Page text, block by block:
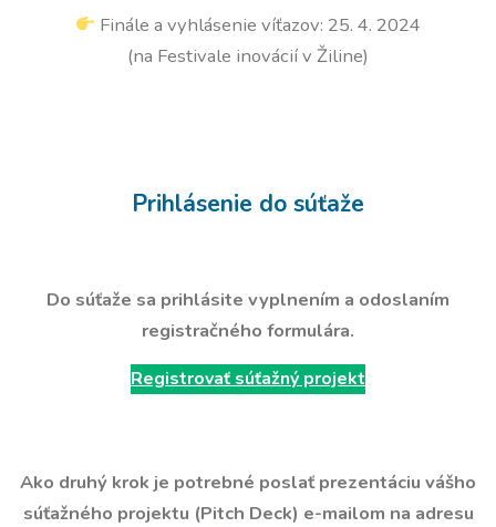
Finále a vyhlásenie víťazov: 25. 4. 2024
(na Festivale inovácií v Žiline)
Prihlásenie do súťaže
Do súťaže sa prihlásite vyplnením a odoslaním
registračného formulára.
Registrovať súťažný projekt
Ako druhý krok je potrebné poslať prezentáciu vášho
súťažného projektu (Pitch Deck) e-mailom na adresu